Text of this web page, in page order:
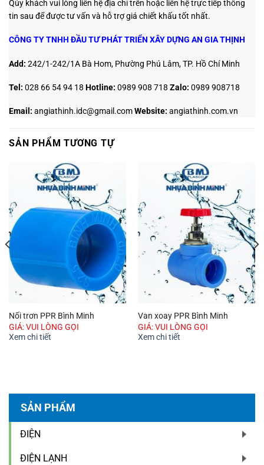
SẢN PHẨM
ĐIỆN
ĐIỆN LẠNH
Qúy khách vui lòng liên hệ địa chỉ trên hoặc liên hệ trực tiếp thông
tin sau để được tư vấn và hỗ trợ giá chiết khấu tốt nhất.
CÔNG TY TNHH ĐẦU TƯ PHÁT TRIỂN XÂY DỰNG AN GIA THỊNH
Add: 242/1-242/1A Bà Hom, Phường Phú Lâm, TP. Hồ Chí Minh
Tel: 028 66 54 94 18 Hotline: 0989 908 718 Zalo: 0989 908718
Email: angiathinh.idc@gmail.comWebsite: angiathinh.com.vn
SẢN PHẨM TƯƠNG TỰ
Nối trơn PPR Bình Minh
GIÁ: VUI LÒNG GỌI
Xem chi tiết
Van xoay PPR Bình Minh
GIÁ: VUI LÒNG GỌI
Xem chi tiết